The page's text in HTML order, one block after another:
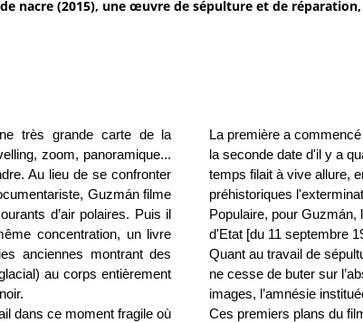
nacre (2015), une œuvre de sépulture et de
très grande carte de la
zoom, panoramique...
Au lieu de se confronter
Guzmán filme
d’air polaires. Puis il
concentration, un livre
anciennes montrant des
au corps entièrement
dans ce moment fragile où
La première a
la seconde date d'il y a
temps filait à vive allure,
préhistoriques
Populaire, pour Guzmán,
d'Etat [du 11 septembre
Quant au travail de
ne cesse de buter sur
images, l’amnésie
Ces premiers plans du